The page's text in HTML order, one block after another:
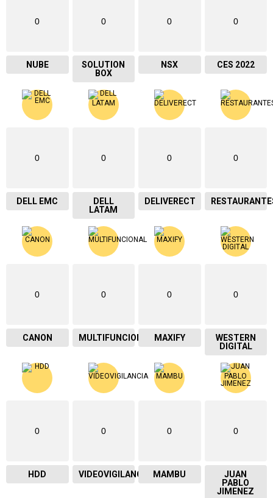
0
NUBE
0
SOLUTION
BOX
0
NSX
0
CES 2022
0
DELL EMC
0
DELL
LATAM
0
DELIVERECT
0
0
CANON
0
MULTIFUNCIONAL
0
MAXIFY
0
WESTERN
DIGITAL
0
HDD
0
VIDEOVIGILANCIA
0
MAMBU
0
JUAN
PABLO
JIMENEZ